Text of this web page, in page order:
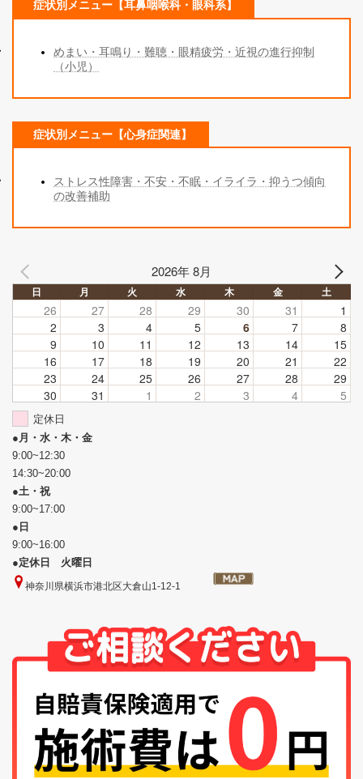
症状別メニュー【耳鼻咽喉科・眼科系】
めまい・耳鳴り・難聴・眼精疲労・近視の進行抑制
（小児）
症状別メニュー【心身症関連】
ストレス性障害・不安・不眠・イライラ・抑うつ傾向
の改善補助
2026年 8月
日 月 火 水 木 金 土
26 27 28 29 30 31
1
2
3 4 5 6 7
8
9
10 11 12 13 14
15
16
17 18 19 20 21
22
23
24 25 26 27 28
29
30
31 1 2 3 4 5
定休日
● 月・水・木・金
9:00~12:30
14:30~20:00
●土・祝
9:00~17:00
● 日
9:00~16:00
●定休日 火曜日
神奈川県横浜市港北区大倉山1-12-1